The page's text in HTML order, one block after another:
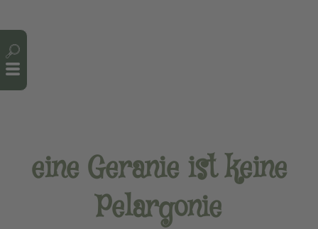
eine Geranie ist keine
Pelargonie